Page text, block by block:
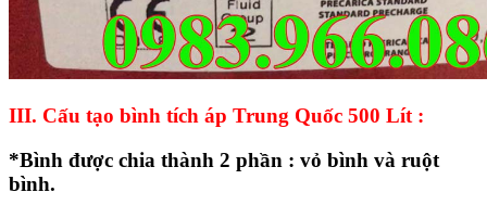
III. Cấu tạo bình tích áp Trung Quốc 500 Lít :
*Bình được chia thành 2 phần : vỏ bình và ruột
bình.